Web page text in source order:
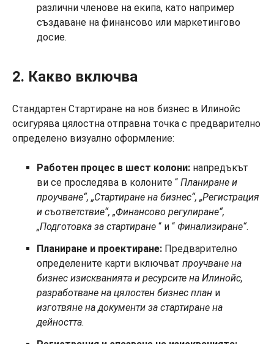
различни членове на екипа, като например
създаване на финансово или маркетингово
досие.
2. Какво включва
Стандартен Стартиране на нов бизнес в Илинойс
осигурява цялостна отправна точка с предварително
определено визуално оформление:
Работен процес в шест колони: напредъкът
ви се проследява в колоните “ Планиране и
проучване“, „Стартиране на бизнес“, „Регистрация
и съответствие“, „Финансово регулиране“,
„Подготовка за стартиране “ и “ Финализиране“.
Планиране и проектиране: Предварително
определените карти включват проучване на
бизнес изискванията и ресурсите на Илинойс,
разработване на цялостен бизнес план и
изготвяне на документи за стартиране на
дейността.